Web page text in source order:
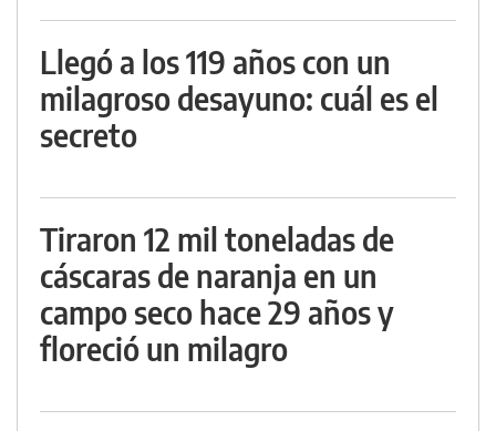
Llegó a los 119 años con un
milagroso desayuno: cuál es el
secreto
Tiraron 12 mil toneladas de
cáscaras de naranja en un
campo seco hace 29 años y
floreció un milagro